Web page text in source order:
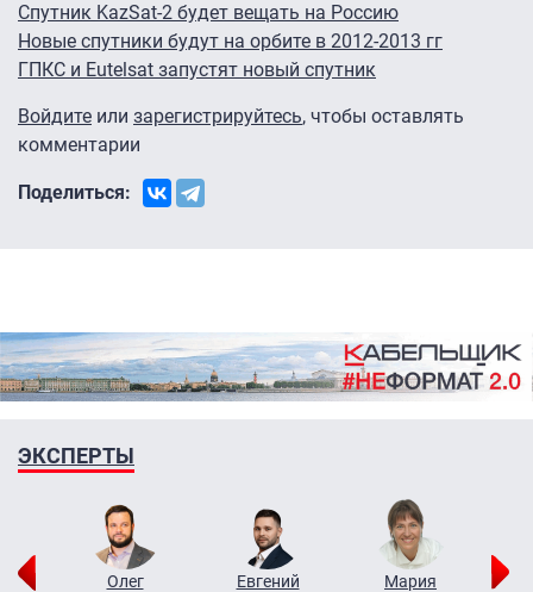
Спутник KazSat-2 будет вещать на Россию
Новые спутники будут на орбите в 2012-2013 гг
ГПКС и Eutelsat запустят новый спутник
Войдите или зарегистрируйтесь, чтобы оставлять
комментарии
Поделиться:
ЭКСПЕРТЫ
Олег
Евгений
Мария